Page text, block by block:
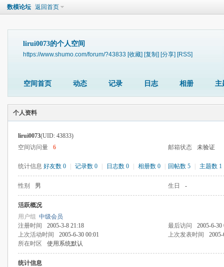
数模论坛 返回首页
lirui0073的个人空间
https://www.shumo.com/forum/?43833 [收藏] [复制] [分享] [RSS]
空间首页 动态 记录 日志 相册 主
个人资料
lirui0073(UID: 43833)
空间访问量
6 邮箱状态 未验证
统计信息 好友数 0 记录数 0 日志数 0 相册数 0 回帖数 5 主题数 1
性别 男 生日 -
活跃概况
用户组 中级会员
注册时间
2005-3-8 21:18 最后访问
2005-6-30
上次活动时间
2005-6-30 00:01 上次发表时间
所在时区
使用系统默认
统计信息